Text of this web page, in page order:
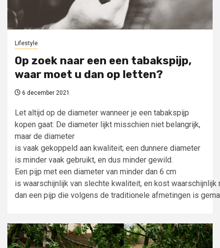
Lifestyle
Op zoek naar een een tabakspijp,
waar moet u dan op letten?
6 december 2021
Let altijd op de diameter wanneer je een tabakspijp
kopen gaat: De diameter lijkt misschien niet belangrijk,
maar de diameter
is vaak gekoppeld aan kwaliteit; een dunnere diameter
is minder vaak gebruikt, en dus minder gewild.
Een pijp met een diameter van minder dan 6 cm
is waarschijnlijk van slechte kwaliteit, en kost waarschijnlijk
dan een pijp die volgens de traditionele afmetingen is